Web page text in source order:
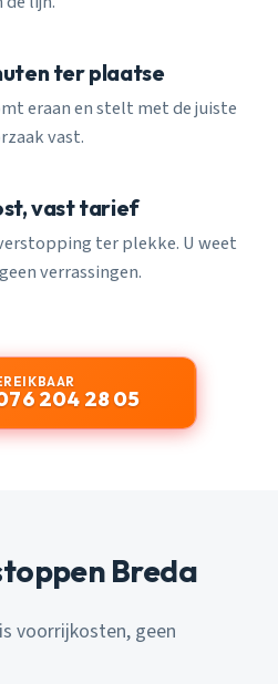
ter plaatse
eraan en stelt met de juiste
vast.
vast tarief
ter plekke. U weet
verrassingen.
204 28 05
Breda
voorrijkosten, geen